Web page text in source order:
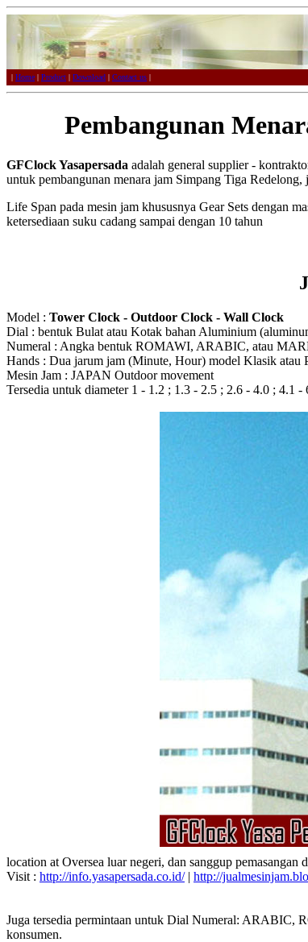
| Home | Product | Download | Contact us |
Pembangunan
GFClock Yasapersada adalah general supplier -
untuk pembangunan menara jam Simpang Tiga
Life Span pada mesin jam khususnya Gear Sets dengan
ketersediaan suku cadang sampai dengan 10 tahun
Model : Tower Clock - Outdoor Clock - Wall Clock
Dial : bentuk Bulat atau Kotak bahan Aluminium
Numeral : Angka bentuk ROMAWI, ARABIC, atau
Hands : Dua jarum jam (Minute, Hour) model Klasik atau
Mesin Jam : JAPAN Outdoor movement
Tersedia untuk diameter 1 - 1.2 ; 1.3 - 2.5 ; 2.6 - 4.0 ; 4.1 -
location at Oversea luar negeri, dan sanggup pemasangan
Visit : http://info.yasapersada.co.id/| http://
Juga tersedia permintaan untuk Dial Numeral: ARABIC,
konsumen.